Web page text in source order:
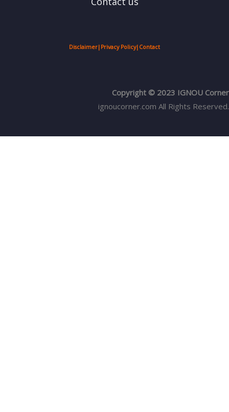
Disclaimer| Privacy Policy| Contact
Copyright © 2023 IGNOU Corner
ignoucorner.com All Rights Reserved.